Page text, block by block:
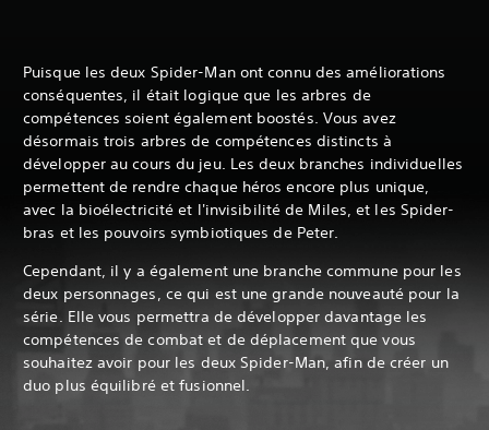
Puisque les deux Spider-Man ont connu des améliorations
conséquentes, il était logique que les arbres de
compétences soient également boostés. Vous avez
désormais trois arbres de compétences distincts à
développer au cours du jeu. Les deux branches individuelles
permettent de rendre chaque héros encore plus unique,
avec la bioélectricité et l'invisibilité de Miles, et les Spider-
bras et les pouvoirs symbiotiques de Peter.
Cependant, il y a également une branche commune pour les
deux personnages, ce qui est une grande nouveauté pour la
série. Elle vous permettra de développer davantage les
compétences de combat et de déplacement que vous
souhaitez avoir pour les deux Spider-Man, afin de créer un
duo plus équilibré et fusionnel.